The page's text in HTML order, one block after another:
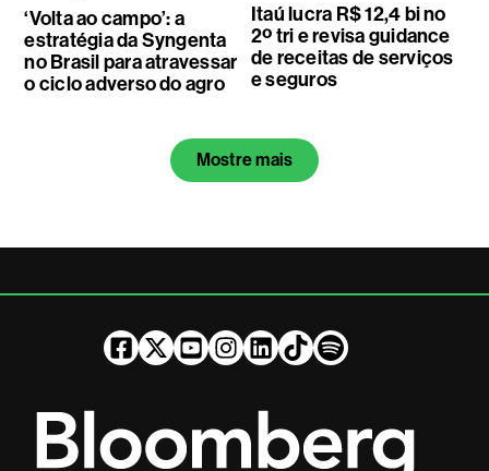
‘Volta ao campo’: a
estratégia da Syngenta
no Brasil para atravessar
o ciclo adverso do agro
Itaú lucra R$ 12,4 bi no
2º tri e revisa guidance
de receitas de serviços
e seguros
Mostre mais